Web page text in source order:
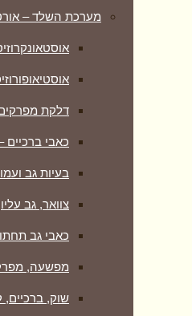
מערכת השלד –
דלקת
כאבי ברכיים
בעיות גב
צוואר, גב
כאבי גב
מפשעה, מפרק
שוק, ברכיים,